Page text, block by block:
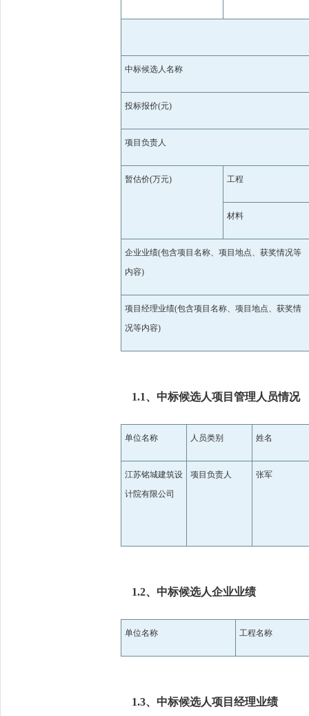
中标候选人名称
投标报价(元)
项目负责人
暂估价(万元) 工程
材料
企业业绩(包含项目名称、项目地点、获奖情况等
内容)
项目经理业绩(包含项目名称、项目地点、获奖情
况等内容)
1.1、中标候选人项目管理人员情况
单位名称 人员类别 姓名
江苏铭城建筑设
计院有限公司
项目负责人 张军
1.2、中标候选人企业业绩
单位名称 工程名称
1.3、中标候选人项目经理业绩